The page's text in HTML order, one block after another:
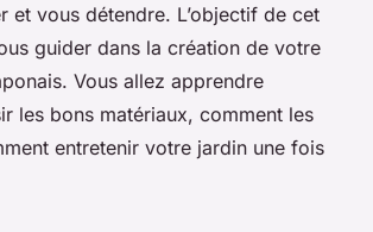
et vous détendre. L’objectif de cet
guider dans la création de votre
Vous allez apprendre
les bons matériaux, comment les
entretenir votre jardin une fois